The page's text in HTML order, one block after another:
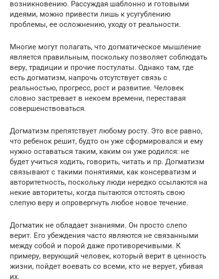
возникновению. Рассуждая шаблонно и готовыми
идеями, можно привести лишь к усугублению
проблемы, ее осложнению, уходу от реальности.
Многие могут полагать, что догматическое мышление
является правильным, поскольку позволяет соблюдать
веру, традиции и прочие постулаты. Однако там, где
есть догматизм, напрочь отсутствует связь с
реальностью, прогресс, рост и развитие. Человек
словно застревает в некоем времени, переставая
совершенствоваться.
Догматизм препятствует любому росту. Это все равно,
что ребенок решит, будто он уже сформировался и ему
нужно оставаться таким, каким он уже родился: не
будет учиться ходить, говорить, читать и пр. Догматизм
связывают с такими понятиями, как консерватизм и
авторитетность, поскольку люди нередко ссылаются на
некие авторитеты, когда пытаются отстоять свою
слепую веру и опровергнуть любое новое течение.
Догматик не обладает знаниями. Он просто слепо
верит. Его убеждения часто являются не связанными
между собой и порой даже противоречивыми. К
примеру, верующий человек, который верит в ценность
жизни, пойдет воевать со всеми, кто не верует, убивая
их.